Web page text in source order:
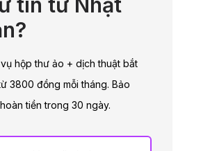
hộp thư ảo + dịch thuật bắt
3800 đồng mỗi tháng. Bảo
tiền trong 30 ngày.